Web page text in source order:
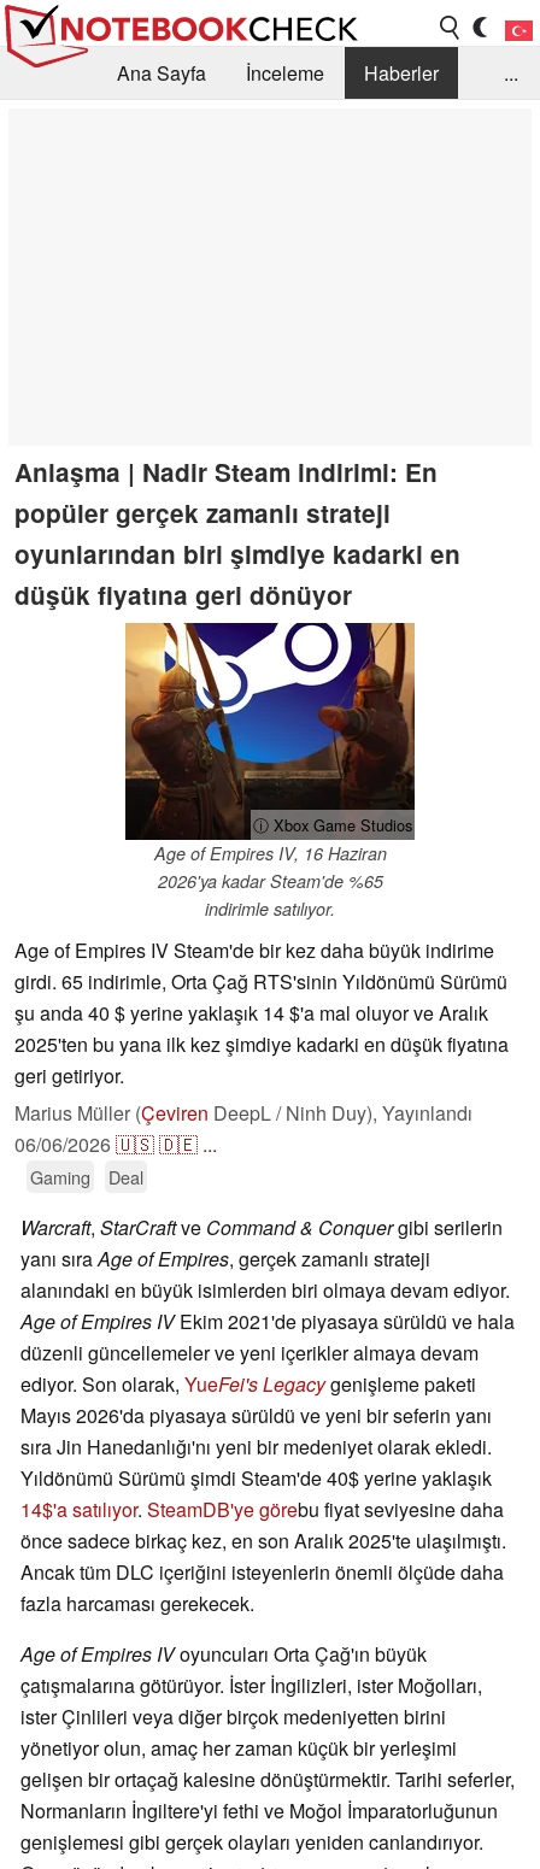
Ana Sayfa İnceleme
Haberler
...
Anlaşma | Nadir Steam indirimi: En
popüler gerçek zamanlı strateji
oyunlarından biri şimdiye kadarki en
düşük fiyatına geri dönüyor
ⓘ Xbox Game Studios
Age of Empires IV, 16 Haziran
2026'ya kadar Steam'de %65
indirimle satılıyor.
Age of Empires IV Steam'de bir kez daha büyük indirime
girdi. 65 indirimle, Orta Çağ RTS'sinin Yıldönümü Sürümü
şu anda 40 $ yerine yaklaşık 14 $'a mal oluyor ve Aralık
2025'ten bu yana ilk kez şimdiye kadarki en düşük fiyatına
geri getiriyor.
Marius Müller (Çeviren DeepL / Ninh Duy), Yayınlandı
06/06/2026🇺🇸🇩🇪 ...
Gaming Deal
Warcraft, StarCraftve Command & Conquergibi serilerin
yanı sıraAge of Empires, gerçek zamanlı strateji
alanındaki en büyük isimlerden biri olmaya devam ediyor.
Age of Empires IVEkim 2021'de piyasaya sürüldü ve hala
düzenli güncellemeler ve yeni içerikler almaya devam
ediyor. Son olarak, YueFei's Legacygenişleme paketi
Mayıs 2026'da piyasaya sürüldü ve yeni bir seferin yanı
sıra Jin Hanedanlığı'nı yeni bir medeniyet olarak ekledi.
Yıldönümü Sürümü şimdi Steam'de 40$ yerine yaklaşık
14$'a satılıyor. SteamDB'ye görebu fiyat seviyesine daha
önce sadece birkaç kez, en son Aralık 2025'te ulaşılmıştı.
Ancak tüm DLC içeriğini isteyenlerin önemli ölçüde daha
fazla harcaması gerekecek.
Age of Empires IVoyuncuları Orta Çağ'ın büyük
çatışmalarına götürüyor. İster İngilizleri, ister Moğolları,
ister Çinlileri veya diğer birçok medeniyetten birini
yönetiyor olun, amaç her zaman küçük bir yerleşimi
gelişen bir ortaçağ kalesine dönüştürmektir. Tarihi seferler,
Normanların İngiltere'yi fethi ve Moğol İmparatorluğunun
genişlemesi gibi gerçek olayları yeniden canlandırıyor.